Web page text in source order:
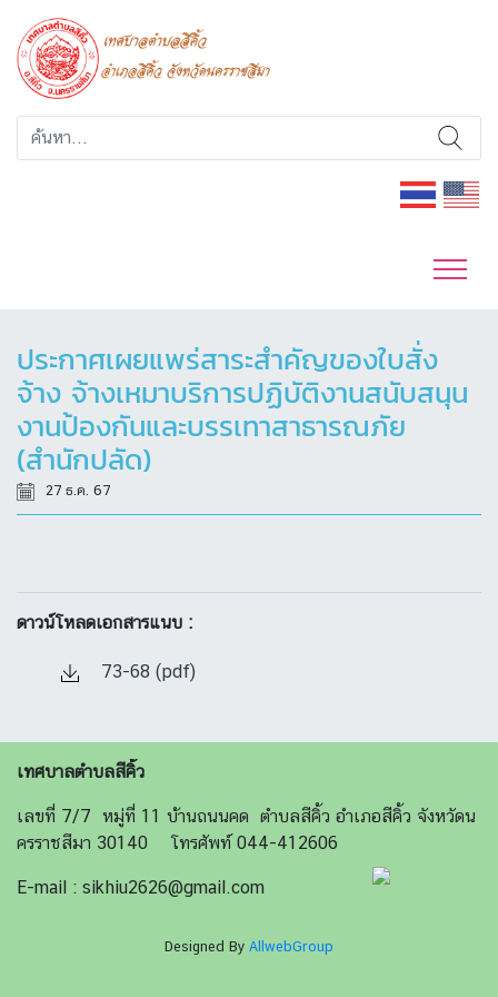
ประกาศเผยแพร่สาระสำคัญของใบสั่ง
จ้าง จ้างเหมาบริการปฏิบัติงานสนับสนุน
งานป้องกันและบรรเทาสาธารณภัย
(สำนักปลัด)
27 ธ.ค. 67
ดาวน์โหลดเอกสารแนบ :
73-68 (pdf)
เทศบาลตำบลสีคิ้ว
เลขที่ 7/7 หมู่ที่ 11 บ้านถนนคด ตำบลสีคิ้ว อำเภอสีคิ้ว จังหวัดน
ครราชสีมา 30140 โทรศัพท์ 044-412606
E-mail : sikhiu2626@gmail.com
Designed By AllwebGroup